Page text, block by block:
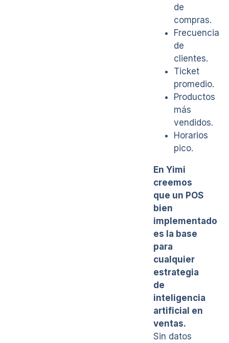
de
compras.
Frecuencia
de
clientes.
Ticket
promedio.
Productos
más
vendidos.
Horarios
pico.
En Yimi
creemos
que un POS
bien
implementado
es la base
para
cualquier
estrategia
de
inteligencia
artificial en
ventas.
Sin datos